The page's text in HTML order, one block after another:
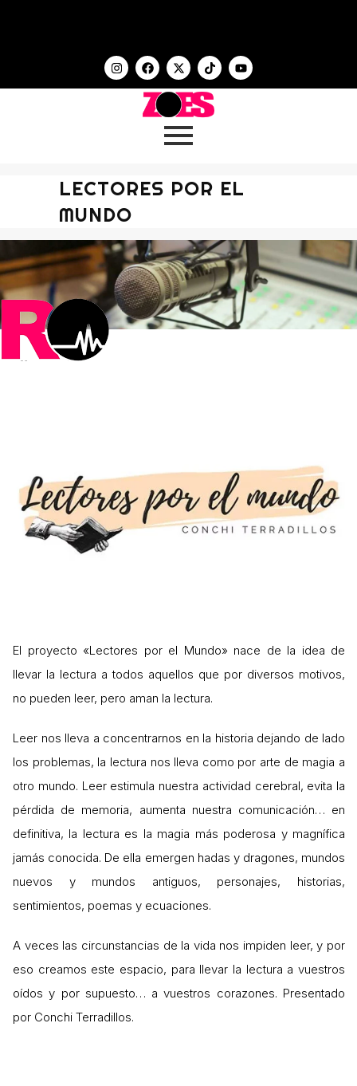
LECTORES POR EL
MUNDO
El proyecto «Lectores por el Mundo» nace de la idea de
llevar la lectura a todos aquellos que por diversos motivos,
no pueden leer, pero aman la lectura.
Leer nos lleva a concentrarnos en la historia dejando de lado
los problemas, la lectura nos lleva como por arte de magia a
otro mundo. Leer estimula nuestra actividad cerebral, evita la
pérdida de memoria, aumenta nuestra comunicación… en
definitiva, la lectura es la magia más poderosa y magnífica
jamás conocida. De ella emergen hadas y dragones, mundos
nuevos y mundos antiguos, personajes, historias,
sentimientos, poemas y ecuaciones.
A veces las circunstancias de la vida nos impiden leer, y por
eso creamos este espacio, para llevar la lectura a vuestros
oídos y por supuesto… a vuestros corazones. Presentado
por Conchi Terradillos.